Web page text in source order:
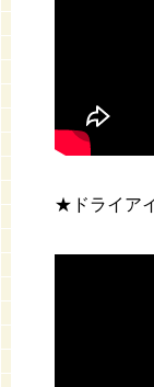
★ドライア